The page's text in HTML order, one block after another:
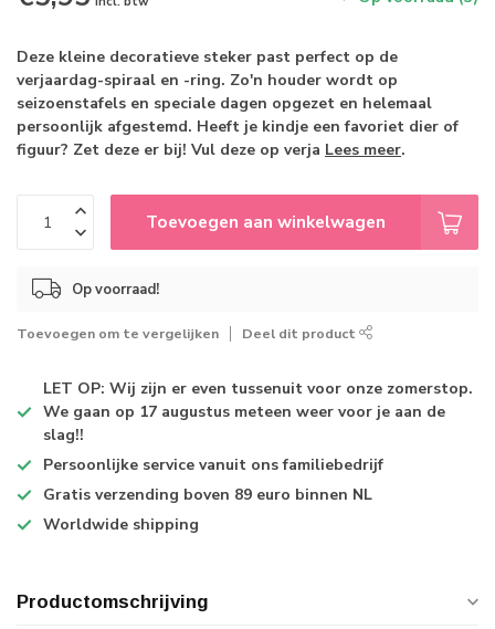
Deze kleine decoratieve steker past perfect op de
verjaardag-spiraal en -ring. Zo'n houder wordt op
seizoenstafels en speciale dagen opgezet en helemaal
persoonlijk afgestemd. Heeft je kindje een favoriet dier of
figuur? Zet deze er bij! Vul deze op verja Lees meer.
Toevoegen aan winkelwagen
Op voorraad!
Toevoegen om te vergelijken Deel dit product
LET OP: Wij zijn er even tussenuit voor onze zomerstop.
We gaan op 17 augustus meteen weer voor je aan de
slag!!
Persoonlijke service vanuit ons familiebedrijf
Gratis verzending boven 89 euro binnen NL
Worldwide shipping
Productomschrijving